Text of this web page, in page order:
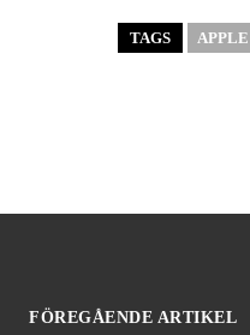
TAGS APPLE
FÖREGÅENDE ARTIKEL